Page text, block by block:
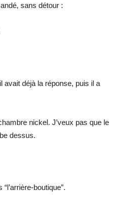
sans détour :
avait déjà la réponse, puis il a
nickel. J’veux pas que le
dessus.
boutique”.